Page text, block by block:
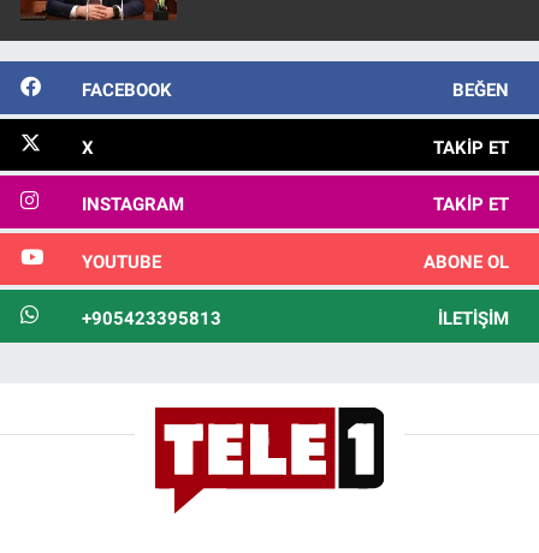
FACEBOOK BEĞEN
X TAKIP ET
INSTAGRAM TAKIP ET
YOUTUBE ABONE OL
+905423395813 İLETIŞIM